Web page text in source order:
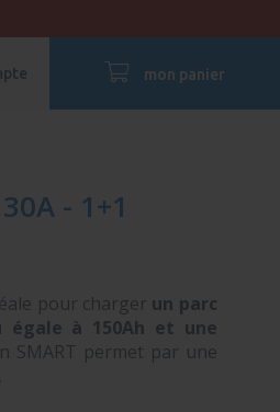
mon panier
- 1+1
pour charger un parc
égale à 150Ah et une
SMART permet par une